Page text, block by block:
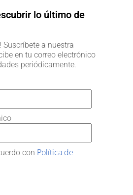
lo último de
Suscríbete a nuestra
en tu correo electrónico
periódicamente.
con Política de